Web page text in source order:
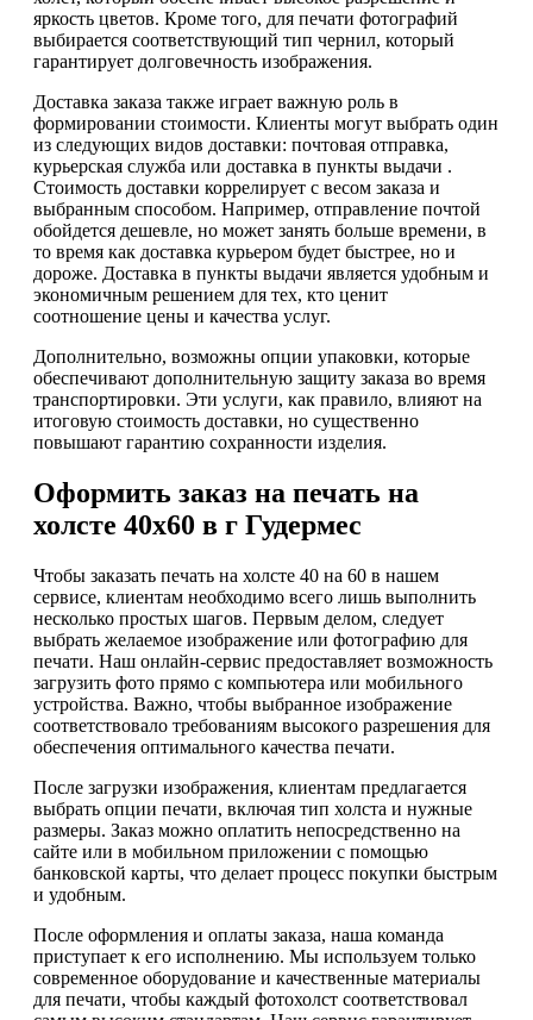
яркость цветов. Кроме того, для печати фотографий
выбирается соответствующий тип чернил, который
гарантирует долговечность изображения.
Доставка заказа также играет важную роль в
формировании стоимости. Клиенты могут выбрать один
из следующих видов доставки: почтовая отправка,
курьерская служба или доставка в пункты выдачи .
Стоимость доставки коррелирует с весом заказа и
выбранным способом. Например, отправление почтой
обойдется дешевле, но может занять больше времени, в
то время как доставка курьером будет быстрее, но и
дороже. Доставка в пункты выдачи является удобным и
экономичным решением для тех, кто ценит
соотношение цены и качества услуг.
Дополнительно, возможны опции упаковки, которые
обеспечивают дополнительную защиту заказа во время
транспортировки. Эти услуги, как правило, влияют на
итоговую стоимость доставки, но существенно
повышают гарантию сохранности изделия.
Оформить заказ на печать на
холсте 40х60 в г Гудермес
Чтобы заказать печать на холсте 40 на 60 в нашем
сервисе, клиентам необходимо всего лишь выполнить
несколько простых шагов. Первым делом, следует
выбрать желаемое изображение или фотографию для
печати. Наш онлайн-сервис предоставляет возможность
загрузить фото прямо с компьютера или мобильного
устройства. Важно, чтобы выбранное изображение
соответствовало требованиям высокого разрешения для
обеспечения оптимального качества печати.
После загрузки изображения, клиентам предлагается
выбрать опции печати, включая тип холста и нужные
размеры. Заказ можно оплатить непосредственно на
сайте или в мобильном приложении с помощью
банковской карты, что делает процесс покупки быстрым
и удобным.
После оформления и оплаты заказа, наша команда
приступает к его исполнению. Мы используем только
современное оборудование и качественные материалы
для печати, чтобы каждый фотохолст соответствовал